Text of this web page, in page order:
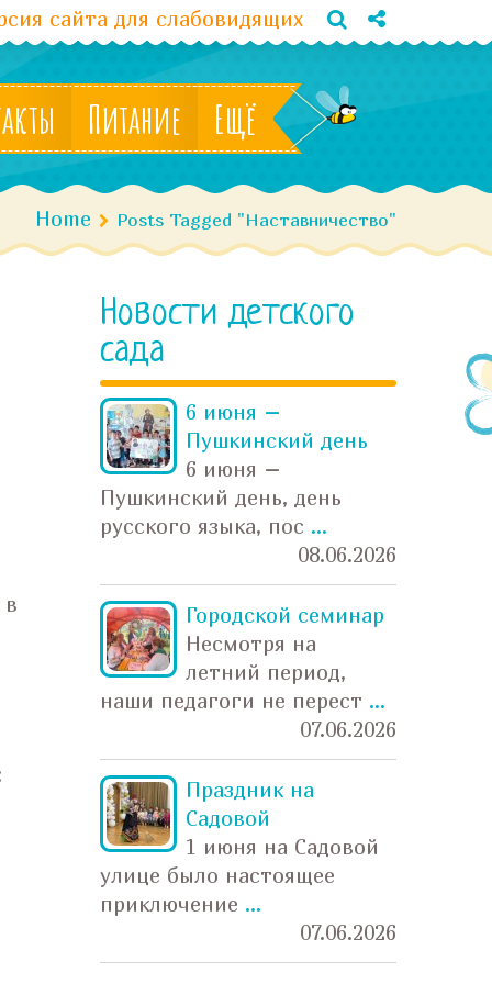
сайта для слабовидящих
Питание Ещё
Home Posts Tagged "Наставничество"
Новости детского
сада
6 июня –
Пушкинский день
6 июня –
Пушкинский день, день
русского языка, пос ...
08.06.2026
Городской семинар
Несмотря на
летний период,
наши педагоги не перест ...
07.06.2026
Праздник на
Садовой
1 июня на Садовой
улице было настоящее
приключение ...
07.06.2026
в